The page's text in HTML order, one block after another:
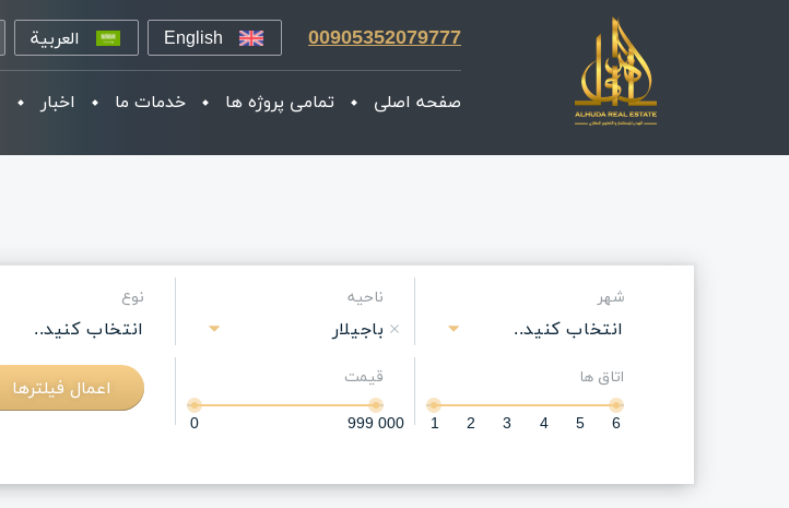
00905352079777
English العربية
صفحه اصلی تمامی پروژه ها خدمات ما اخبار
شهر
انتخاب کنید..
ناحیه
باجیلار
نوع
انتخاب کنید..
اتاق ها
1
2 3 4 5 6
قیمت
0
999 000
اعمال فیلترها